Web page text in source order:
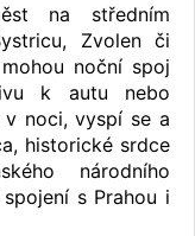
na středním
Zvolen či
noční spoj
k autu nebo
noci, vyspí se a
historické srdce
národního
s Prahou i